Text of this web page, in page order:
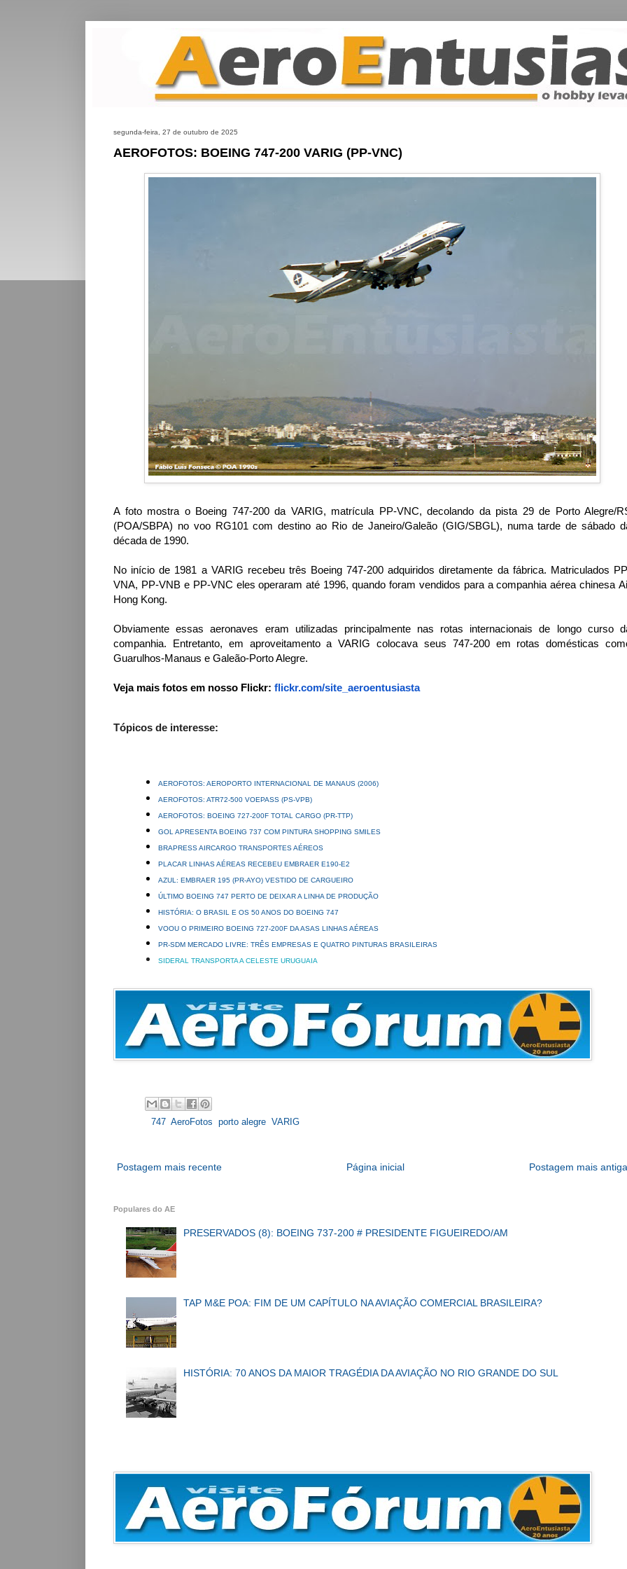
segunda-feira, 27 de outubro de 2025
AEROFOTOS: BOEING 747-200 VARIG (PP-VNC)
A foto mostra o Boeing 747-200 da VARIG, matrícula PP-VNC, decolando da pista 29 de Porto Alegre/
(POA/SBPA) no voo RG101 com destino ao Rio de Janeiro/Galeão (GIG/SBGL), numa tarde de sábado
década de 1990.
No início de 1981 a VARIG recebeu três Boeing 747-200 adquiridos diretamente da fábrica. Matriculados
VNA, PP-VNB e PP-VNC eles operaram até 1996, quando foram vendidos para a companhia aérea chinesa
Hong Kong.
Obviamente essas aeronaves eram utilizadas principalmente nas rotas internacionais de longo curso
companhia. Entretanto, em aproveitamento a VARIG colocava seus 747-200 em rotas domésticas
Guarulhos-Manaus e Galeão-Porto Alegre.
Veja mais fotos em nosso Flickr: flickr.com/site_ aeroentusiasta
Tópicos de interesse:
AEROFOTOS: AEROPORTO INTERNACIONAL DE MANAUS (2006)
AEROFOTOS: ATR72-500 VOEPASS (PS-VPB)
AEROFOTOS: BOEING 727-200F TOTAL CARGO (PR-TTP)
GOL APRESENTA BOEING 737 COM PINTURA SHOPPING SMILES
BRAPRESS AIRCARGO TRANSPORTES AÉREOS
PLACAR LINHAS AÉREAS RECEBEU EMBRAER E190-E2
AZUL: EMBRAER 195 (PR-AYO) VESTIDO DE CARGUEIRO
ÚLTIMO BOEING 747 PERTO DE DEIXAR A LINHA DE PRODUÇÃO
HISTÓRIA: O BRASIL E OS 50 ANOS DO BOEING 747
VOOU O PRIMEIRO BOEING 727-200F DA ASAS LINHAS AÉREAS
PR-SDM MERCADO LIVRE: TRÊS EMPRESAS E QUATRO PINTURAS BRASILEIRAS
SIDERAL TRANSPORTA A CELESTE URUGUAIA
747 AeroFotos porto alegre VARIG
Postagem mais recente Postagem mais antiga
Página inicial
Populares do AE
PRESERVADOS (8): BOEING 737-200 # PRESIDENTE FIGUEIREDO/AM
TAP M&E POA: FIM DE UM CAPÍTULO NA AVIAÇÃO COMERCIAL BRASILEIRA?
HISTÓRIA: 70 ANOS DA MAIOR TRAGÉDIA DA AVIAÇÃO NO RIO GRANDE DO SUL